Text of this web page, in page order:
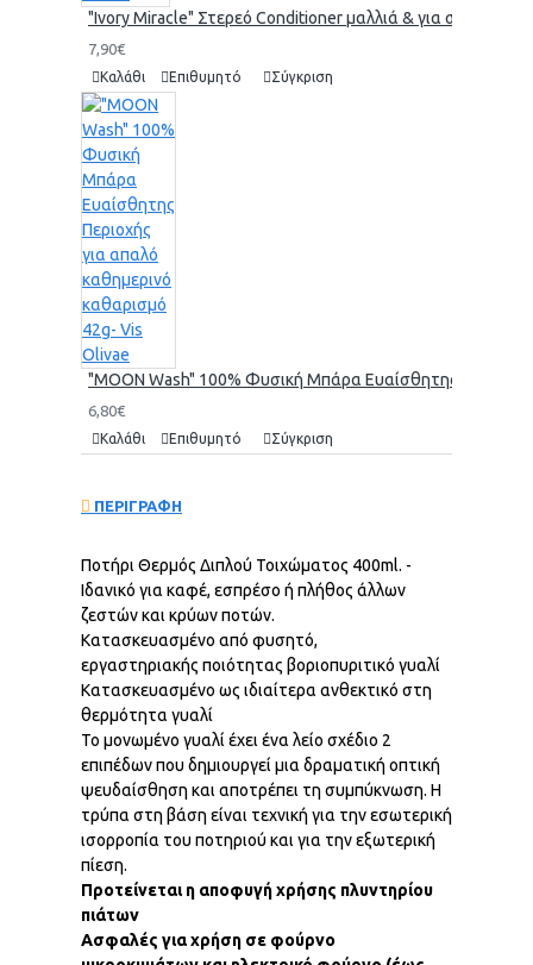
"Ivory Miracle" Στερεό Conditioner μαλλιά & για σώμα
7,90€
Καλάθι Επιθυμητό Σύγκριση
"MOON Wash" 100% Φυσική Μπάρα Ευαίσθητης
6,80€
Καλάθι Επιθυμητό Σύγκριση
ΠΕΡΙΓΡΑΦΗ
Ποτήρι Θερμός Διπλού Τοιχώματος 400ml. -
Ιδανικό για καφέ, εσπρέσο ή πλήθος άλλων
ζεστών και κρύων ποτών.
Κατασκευασμένο από φυσητό,
εργαστηριακής ποιότητας βοριοπυριτικό γυαλί
Κατασκευασμένο ως ιδιαίτερα ανθεκτικό στη
θερμότητα γυαλί
Το μονωμένο γυαλί έχει ένα λείο σχέδιο 2
επιπέδων που δημιουργεί μια δραματική οπτική
ψευδαίσθηση και αποτρέπει τη συμπύκνωση. Η
τρύπα στη βάση είναι τεχνική για την εσωτερική
ισορροπία του ποτηριού και για την εξωτερική
πίεση.
Προτείνεται η αποφυγή χρήσης πλυντηρίου
πιάτων
Ασφαλές για χρήση σε φούρνο